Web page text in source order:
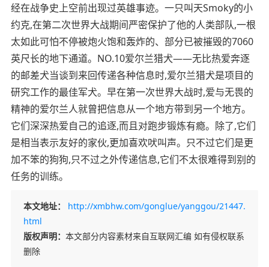
经在战争史上空前出现过英雄事迹。一只叫天Smoky的小
约克,在第二次世界大战期间严密保护了他的人类部队,一根
太如此可怕不停被炮火饱和轰炸的、部分已被摧毁的7060
英尺长的地下通道。NO.10爱尔兰猎犬——无比热爱奔逐
的邮差犬当谈到来回传递各种信息时,爱尔兰猎犬是项目的
研究工作的最佳军犬。早在第一次世界大战时,爱与无畏的
精神的爱尔兰人就曾把信息从一个地方带到另一个地方。
它们深深热爱自己的追逐,而且对跑步锻炼有瘾。除了,它们
是相当表示友好的家伙,更加喜欢吠叫声。只不过它们是更
加不笨的狗狗,只不过之外传递信息,它们不太很难得到别的
任务的训练。
本文地址：
http://xmbhw.com/gonglue/yanggou/21447.
html
版权声明： 本文部分内容素材来自互联网汇编 如有侵权联系
删除